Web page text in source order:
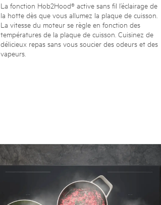
La fonction Hob2Hood® active sans fil l’éclairage de
la hotte dès que vous allumez la plaque de cuisson.
La vitesse du moteur se règle en fonction des
températures de la plaque de cuisson. Cuisinez de
délicieux repas sans vous soucier des odeurs et des
vapeurs.